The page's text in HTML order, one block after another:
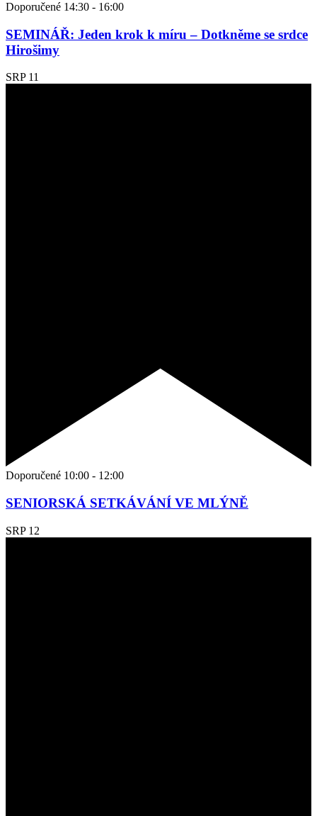
Doporučené 14:30 - 16:00
SEMINÁŘ: Jeden krok k míru – Dotkněme se srdce
Hirošimy
SRP 11
Doporučené 10:00 - 12:00
SENIORSKÁ SETKÁVÁNÍ VE MLÝNĚ
SRP 12